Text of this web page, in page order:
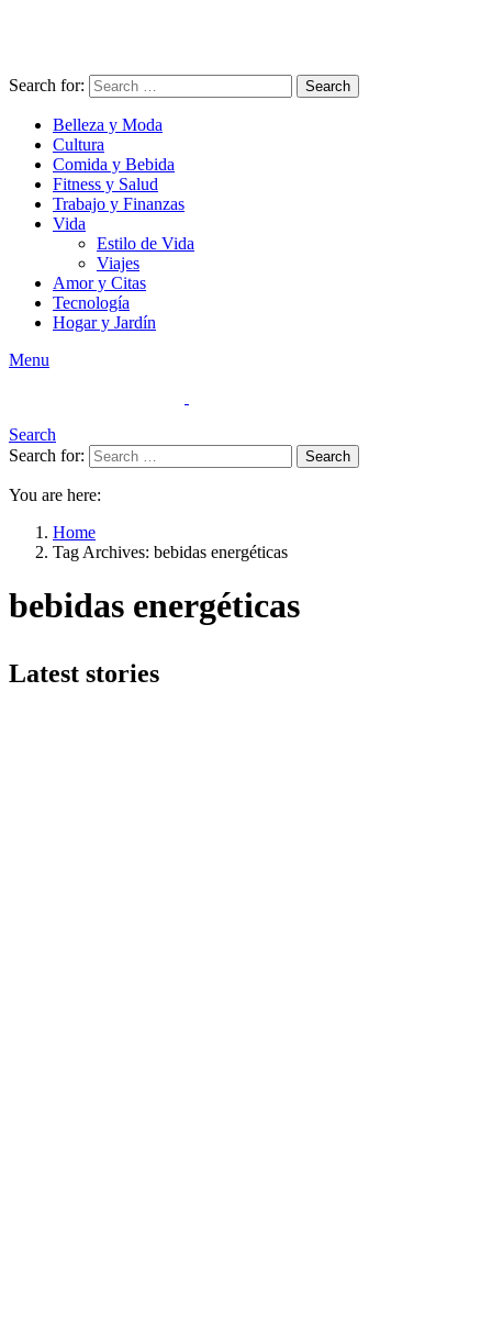
Search for: Search
Belleza y Moda
Cultura
Comida y Bebida
Fitness y Salud
Trabajo y Finanzas
Vida
Estilo de Vida
Viajes
Amor y Citas
Tecnología
Hogar y Jardín
Menu
Search
Search for:
Search
You are here:
Home
Tag Archives: bebidas energéticas
bebidas energéticas
Latest stories